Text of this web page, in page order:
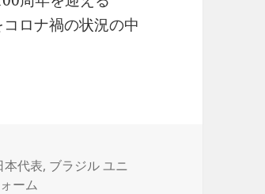
ロナ禍の状況の中
本代表, ブラジル ユニ
ーム